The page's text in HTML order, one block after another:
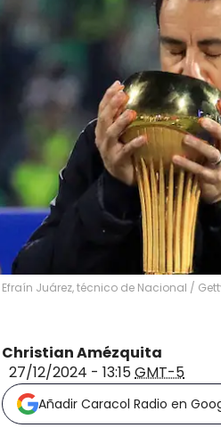
Efraín Juárez, técnico de Nacional /
Christian Amézquita
27/12/2024 - 13:15GMT-5
Añadir Caracol Radio en